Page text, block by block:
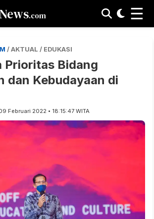
.com ☰
/ AKTUAL / EDUKASI
Prioritas Bidang
dan Kebudayaan di
Februari 2022 • 18:15:47 WITA